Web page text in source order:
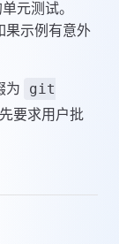
元测试。
果示例有意外
为
git
要求用户批